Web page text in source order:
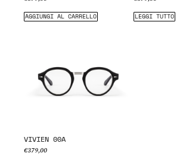
AGGIUNGI AL CARRELLO LEGGI TUTTO
VIVIEN 00A
€379,00